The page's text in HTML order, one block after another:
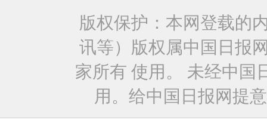
版权保护：本网登载的
讯等）版权属中国日报
家所有 使用。 未经中国
用。给中国日报网提